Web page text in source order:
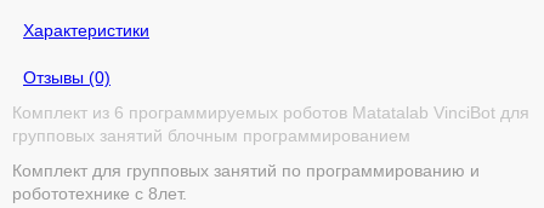
Характеристики
Отзывы (0)
Комплект из 6 программируемых роботов Matatalab VinciBot для
групповых занятий блочным программированием
Комплект для групповых занятий по программированию и
робототехнике с 8лет.